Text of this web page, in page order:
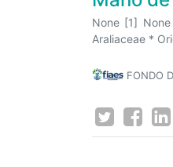
None [1]
Araliaceae *
FONDO